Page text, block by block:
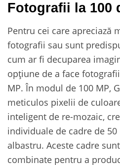
Fotografii la 100
Pentru cei care apreciază
fotografii sau sunt
cum ar fi decuparea
opțiune de a face
MP. În modul de 100 MP,
meticulos pixelii de
inteligent de re-mozaic,
individuale de cadre de
albastru. Aceste cadre
combinate pentru a